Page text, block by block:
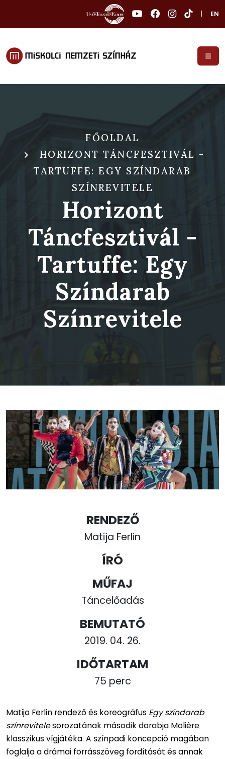
EN
FŐOLDAL
HORIZONT TÁNCFESZTIVÁL -
TARTUFFE: EGY SZÍNDARAB
SZÍNREVITELE
Horizont
Táncfesztivál -
Tartuffe: Egy
Színdarab
Színrevitele
RENDEZŐ
Matija Ferlin
ÍRÓ
MŰFAJ
Táncelőadás
BEMUTATÓ
2019. 04. 26.
IDŐTARTAM
75 perc
Matija Ferlin rendező és koreográfus Egy színdarab
színrevitelesorozatának második darabja Molière
klasszikus vígjátéka. A színpadi koncepció magában
foglalja a drámai forrásszöveg fordítását és annak